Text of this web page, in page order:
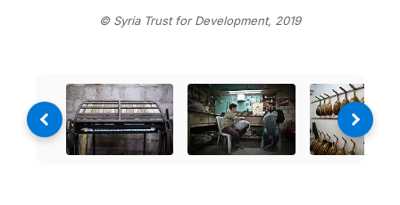
© Syria Trust for Development, 2019